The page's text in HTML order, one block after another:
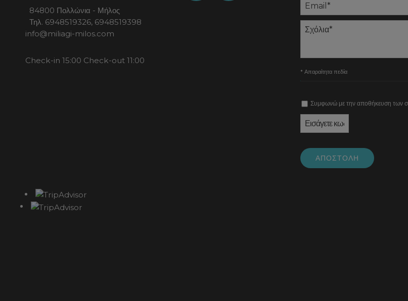
84800 Πολλώνια - Μήλος
Τηλ. 6948519326, 6948519398
info@miliagi-milos.com
Check-in 15:00 Check-out 11:00
* Απαραίτητα πεδία
Συμφωνώ με την αποθήκευση των
ΑΠΟΣΤΟΛΉ